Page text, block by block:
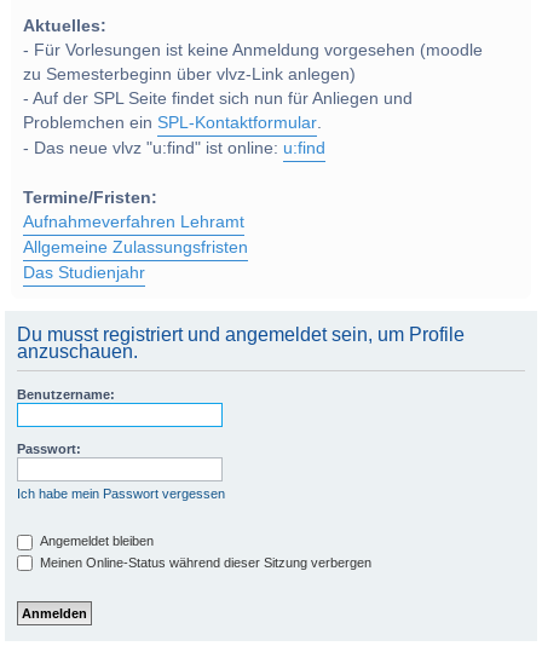
Aktuelles:
- Für Vorlesungen ist keine Anmeldung vorgesehen (moodle
zu Semesterbeginn über vlvz-Link anlegen)
- Auf der SPL Seite findet sich nun für Anliegen und
Problemchen einSPL-Kontaktformular.
- Das neue vlvz "u:find" ist online: u:find
Termine/Fristen:
Aufnahmeverfahren Lehramt
Allgemeine Zulassungsfristen
Das Studienjahr
Du musst registriert und angemeldet sein, um Profile
anzuschauen.
Benutzername:
Passwort:
Ich habe mein Passwort vergessen
Angemeldet bleiben
Meinen Online-Status während dieser Sitzung verbergen